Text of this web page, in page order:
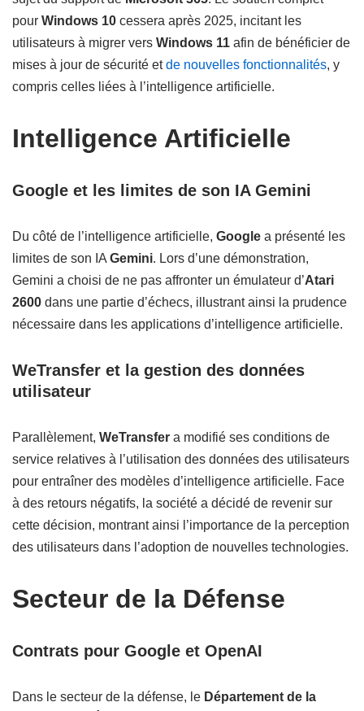
pour Windows 10 cessera après 2025, incitant les
utilisateurs à migrer vers Windows 11 afin de bénéficier de
mises à jour de sécurité etde nouvelles fonctionnalités, y
compris celles liées à l’intelligence artificielle.
Intelligence Artificielle
Google et les limites de son IA Gemini
Du côté de l’intelligence artificielle, Google a présenté les
limites de son IA Gemini. Lors d’une démonstration,
Gemini a choisi de ne pas affronter un émulateur d’Atari
2600 dans une partie d’échecs, illustrant ainsi la prudence
nécessaire dans les applications d’intelligence artificielle.
WeTransfer et la gestion des données
utilisateur
Parallèlement, WeTransfer a modifié ses conditions de
service relatives à l’utilisation des données des utilisateurs
pour entraîner des modèles d’intelligence artificielle. Face
à des retours négatifs, la société a décidé de revenir sur
cette décision, montrant ainsi l’importance de la perception
des utilisateurs dans l’adoption de nouvelles technologies.
Secteur de la Défense
Contrats pour Google et OpenAI
Dans le secteur de la défense, le Département de la